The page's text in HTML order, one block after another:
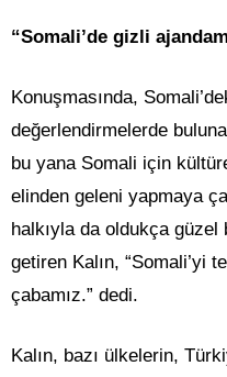
“Somali’de gizli
Konuşmasında,
değerlendirmelerde
bu yana Somali için
elinden geleni yapmaya
halkıyla da oldukça güzel
getiren Kalın, “Somali’yi
çabamız.” dedi.
Kalın, bazı ülkelerin,